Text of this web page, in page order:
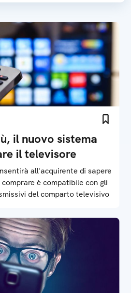
acquisti nei giochi
il nuovo sistema
il televisore
all'acquirente di sapere
è compatibile con gli
del comparto televisivo